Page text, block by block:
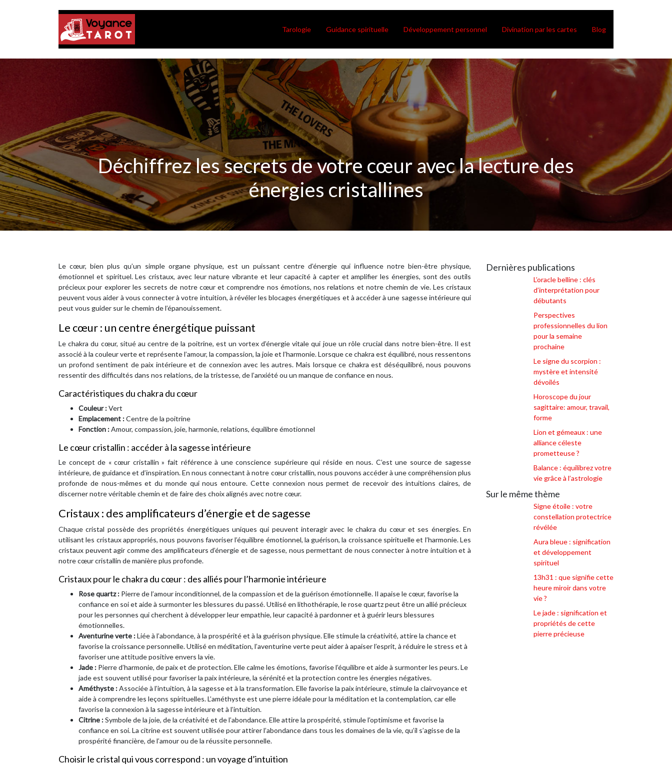
Tarologie Guidance spirituelle Développement personnel Divination par les cartes Blog
Déchiffrez les secrets de votre cœur avec la lecture des
énergies cristallines
Le cœur, bien plus qu’un simple organe physique, est un puissant centre d’énergie qui influence notre bien-être physique,
émotionnel et spirituel. Les cristaux, avec leur nature vibrante et leur capacité à capter et amplifier les énergies, sont des outils
précieux pour explorer les secrets de notre cœur et comprendre nos émotions, nos relations et notre chemin de vie. Les cristaux
peuvent vous aider à vous connecter à votre intuition, à révéler les blocages énergétiques et à accéder à une sagesse intérieure qui
peut vous guider sur le chemin de l’épanouissement.
Le cœur : un centre énergétique puissant
Le chakra du cœur, situé au centre de la poitrine, est un vortex d’énergie vitale qui joue un rôle crucial dans notre bien-être. Il est
associé à la couleur verte et représente l’amour, la compassion, la joie et l’harmonie. Lorsque ce chakra est équilibré, nous ressentons
un profond sentiment de paix intérieure et de connexion avec les autres. Mais lorsque ce chakra est déséquilibré, nous pouvons
ressentir des difficultés dans nos relations, de la tristesse, de l’anxiété ou un manque de confiance en nous.
Caractéristiques du chakra du cœur
Couleur :Vert
Emplacement :Centre de la poitrine
Fonction :Amour, compassion, joie, harmonie, relations, équilibre émotionnel
Le cœur cristallin : accéder à la sagesse intérieure
Le concept de « cœur cristallin » fait référence à une conscience supérieure qui réside en nous. C’est une source de sagesse
intérieure, de guidance et d’inspiration. En nous connectant à notre cœur cristallin, nous pouvons accéder à une compréhension plus
profonde de nous-mêmes et du monde qui nous entoure. Cette connexion nous permet de recevoir des intuitions claires, de
discerner notre véritable chemin et de faire des choix alignés avec notre cœur.
Cristaux : des amplificateurs d’énergie et de sagesse
Chaque cristal possède des propriétés énergétiques uniques qui peuvent interagir avec le chakra du cœur et ses énergies. En
utilisant les cristaux appropriés, nous pouvons favoriser l’équilibre émotionnel, la guérison, la croissance spirituelle et l’harmonie. Les
cristaux peuvent agir comme des amplificateurs d’énergie et de sagesse, nous permettant de nous connecter à notre intuition et à
notre cœur cristallin de manière plus profonde.
Cristaux pour le chakra du cœur : des alliés pour l’harmonie intérieure
Rose quartz : Pierre de l’amour inconditionnel, de la compassion et de la guérison émotionnelle. Il apaise le cœur, favorise la
confiance en soi et aide à surmonter les blessures du passé. Utilisé en lithothérapie, le rose quartz peut être un allié précieux
pour les personnes qui cherchent à développer leur empathie, leur capacité à pardonner et à guérir leurs blessures
émotionnelles.
Aventurine verte :Liée à l’abondance, à la prospérité et à la guérison physique. Elle stimule la créativité, attire la chance et
favorise la croissance personnelle. Utilisé en méditation, l’aventurine verte peut aider à apaiser l’esprit, à réduire le stress et à
favoriser une attitude positive envers la vie.
Jade : Pierre d’harmonie, de paix et de protection. Elle calme les émotions, favorise l’équilibre et aide à surmonter les peurs. Le
jade est souvent utilisé pour favoriser la paix intérieure, la sérénité et la protection contre les énergies négatives.
Améthyste :Associée à l’intuition, à la sagesse et à la transformation. Elle favorise la paix intérieure, stimule la clairvoyance et
aide à comprendre les leçons spirituelles. L’améthyste est une pierre idéale pour la méditation et la contemplation, car elle
favorise la connexion à la sagesse intérieure et à l’intuition.
Citrine :Symbole de la joie, de la créativité et de l’abondance. Elle attire la prospérité, stimule l’optimisme et favorise la
confiance en soi. La citrine est souvent utilisée pour attirer l’abondance dans tous les domaines de la vie, qu’il s’agisse de la
prospérité financière, de l’amour ou de la réussite personnelle.
Choisir le cristal qui vous correspond : un voyage d’intuition
Dernières publications
L’oracle belline : clés
d’interprétation pour
débutants
Perspectives
professionnelles du lion
pour la semaine
prochaine
Le signe du scorpion :
mystère et intensité
dévoilés
Horoscope du jour
sagittaire: amour, travail,
forme
Lion et gémeaux : une
alliance céleste
prometteuse ?
Balance : équilibrez votre
vie grâce à l’astrologie
Sur le même thème
Signe étoile : votre
constellation protectrice
révélée
Aura bleue : signification
et développement
spirituel
13h31 : que signifie cette
heure miroir dans votre
vie ?
Le jade : signification et
propriétés de cette
pierre précieuse